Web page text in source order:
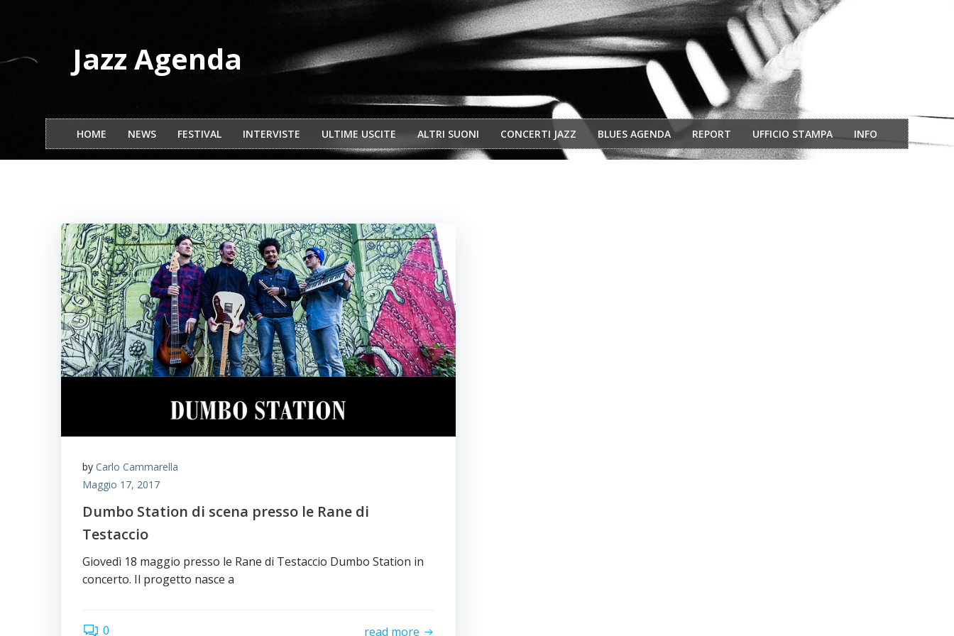
Jazz Agenda
HOME NEWS FESTIVAL INTERVISTE ULTIME USCITE ALTRI SUONI CONCERTI JAZZ BLUES AGENDA REPORT UFFICIO STAMPA INFO
by Carlo Cammarella
Maggio 17, 2017
Dumbo Station di scena presso le Rane di
Testaccio
Giovedì 18 maggio presso le Rane di Testaccio Dumbo Station in
concerto. Il progetto nasce a
0 read more